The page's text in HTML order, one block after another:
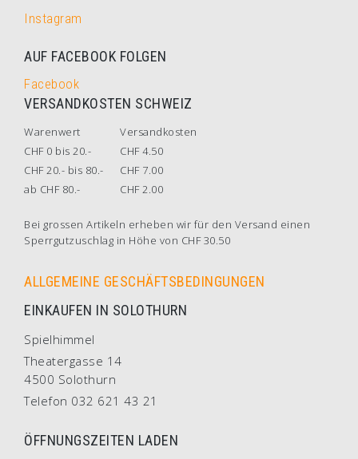
Instagram
AUF FACEBOOK FOLGEN
Facebook
VERSANDKOSTEN SCHWEIZ
Warenwert
Versandkosten
CHF 0 bis 20.-
CHF 4.50
CHF 20.- bis 80.-
CHF 7.00
ab CHF 80.-
CHF 2.00
Bei grossen Artikeln erheben wir für den Versand einen
Sperrgutzuschlag in Höhe von CHF 30.50
ALLGEMEINE GESCHÄFTSBEDINGUNGEN
EINKAUFEN IN SOLOTHURN
Spielhimmel
Theatergasse 14
4500 Solothurn
Telefon 032 621 43 21
ÖFFNUNGSZEITEN LADEN